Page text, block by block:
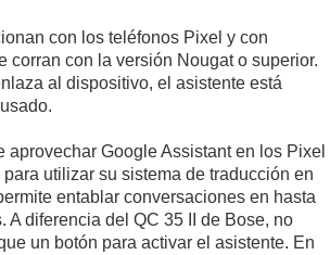
con los teléfonos Pixel y con
corran con la versión Nougat o superior.
al dispositivo, el asistente está
aprovechar Google Assistant en los Pixel
utilizar su sistema de traducción en
entablar conversaciones en hasta
A diferencia del QC 35 II de Bose, no
un botón para activar el asistente. En